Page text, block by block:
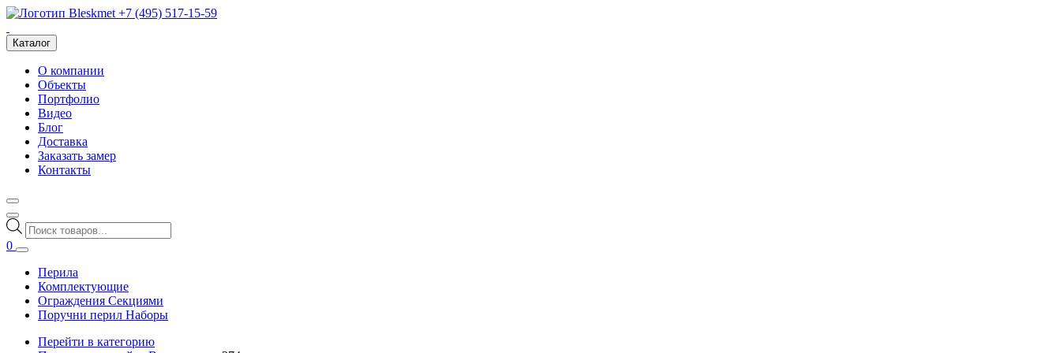
+7 (495) 517-15-59
Каталог
О компании
Объекты
Портфолио
Видео
Блог
Доставка
Заказать замер
Контакты
Поиск
товаров
0
Перила
Комплектующие
Ограждения Секциями
Поручни перил Наборы
Перейти в категорию